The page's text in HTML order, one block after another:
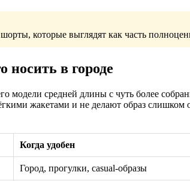
которые выглядят как часть
носить в городе
модели средней длины с чуть более
жакетами и не делают образ
Когда удобен
Город, прогулки, casual-образы